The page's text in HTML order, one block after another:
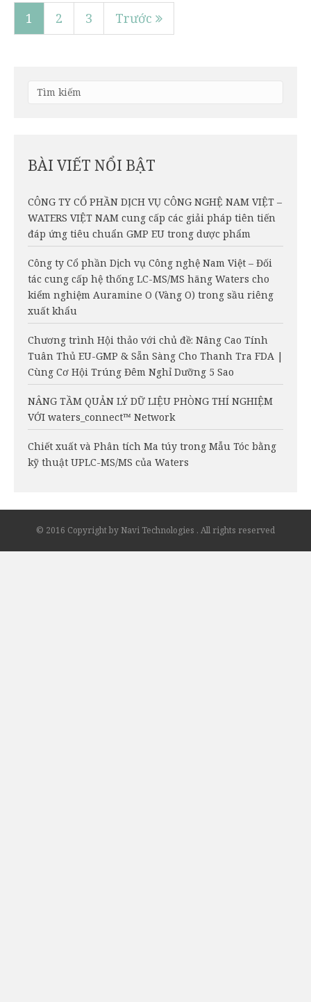
1 2 3 Trước
BÀI VIẾT NỔI BẬT
CÔNG TY CỔ PHẦN DỊCH VỤ CÔNG NGHỆ NAM VIỆT –
WATERS VIỆT NAM cung cấp các giải pháp tiên tiến
đáp ứng tiêu chuẩn GMP EU trong dược phẩm
Công ty Cổ phần Dịch vụ Công nghệ Nam Việt – Đối
tác cung cấp hệ thống LC-MS/MS hãng Waters cho
kiểm nghiệm Auramine O (Vàng O) trong sầu riêng
xuất khẩu
Chương trình Hội thảo với chủ đề: Nâng Cao Tính
Tuân Thủ EU-GMP & Sẵn Sàng Cho Thanh Tra FDA |
Cùng Cơ Hội Trúng Đêm Nghỉ Dưỡng 5 Sao
NÂNG TẦM QUẢN LÝ DỮ LIỆU PHÒNG THÍ NGHIỆM
VỚI waters_connect™ Network
Chiết xuất và Phân tích Ma túy trong Mẫu Tóc bằng
kỹ thuật UPLC-MS/MS của Waters
© 2016 Copyright by Navi Technologies . All rights reserved